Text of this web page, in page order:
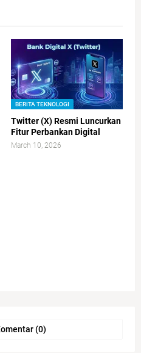
BERITA TEKNOLOGI
Twitter (X) Resmi Luncurkan
Fitur Perbankan Digital
March 10, 2026
(0)